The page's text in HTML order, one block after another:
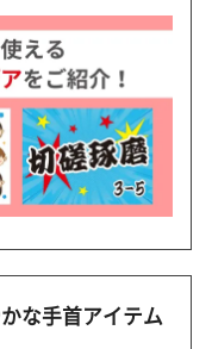
な手首アイテム